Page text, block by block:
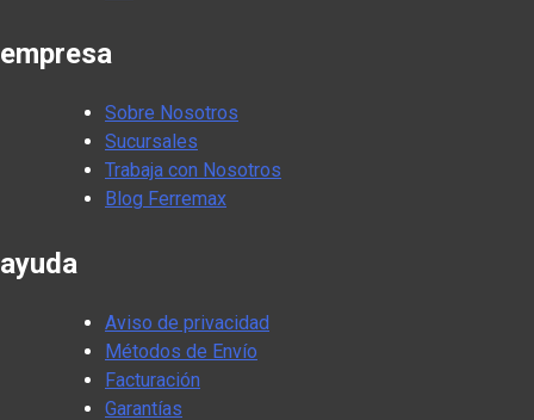
empresa
Sobre Nosotros
Sucursales
Trabaja con Nosotros
Blog Ferremax
ayuda
Aviso de privacidad
Métodos de Envío
Facturación
Garantías